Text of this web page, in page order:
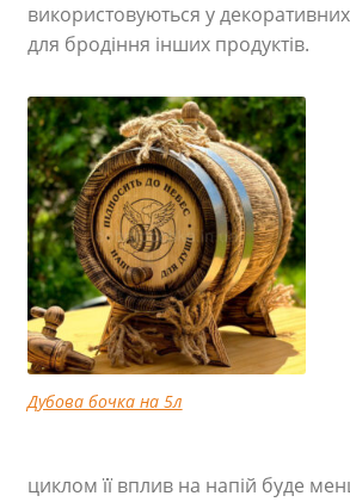
використовуються у декоративних
для бродіння інших продуктів.
Дубова бочка на 5л
циклом її вплив на напій буде